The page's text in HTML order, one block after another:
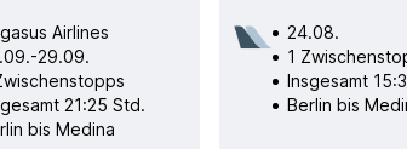
Airlines
29.09.
21:25 Std.
bis Medina
24.08.
1
Insgesamt
Berlin bis